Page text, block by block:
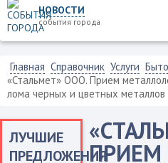
НОВОСТИ
события города
Главная Справочник Услуги
«Стальмет» ООО. Прием
лома черных и цветных металлов
ЛУЧШИЕ
ПРЕДЛОЖЕНИЯПРИЕМ